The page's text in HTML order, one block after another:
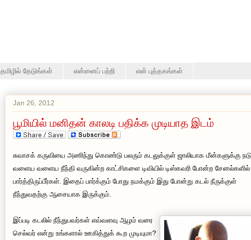
தமிழில் தேடுங்கள் என்னைப் பற்றி என் புத்தகங்கள்
Jan 26, 2012
பூமியில் மனிதன் காலடி பதிக்க முடியாத இடம்
சுவாசக் கருவியை அணிந்து கொண்டு பலரும் கடலுக்குள் ஜாலியாக மீன்களுக்கு
வளைய வளைய நீந்தி வருகின்ற காட்சிகளை டிவியில் டிஸ்கவரி போன்ற சேனல்களில்
பார்த்திருப்பீர்கள். இதைப் பார்க்கும் போது நமக்கும் இது போன்று கடல் நீருக்குள்
நீந்துவதற்கு ஆசையாக இருக்கும்.
இப்படி கடலில் நீந்துபவர்கள் எவ்வளவு ஆழம் வரை
செல்வர் என்று உங்களால் ஊகித்துக் கூற முடியுமா?